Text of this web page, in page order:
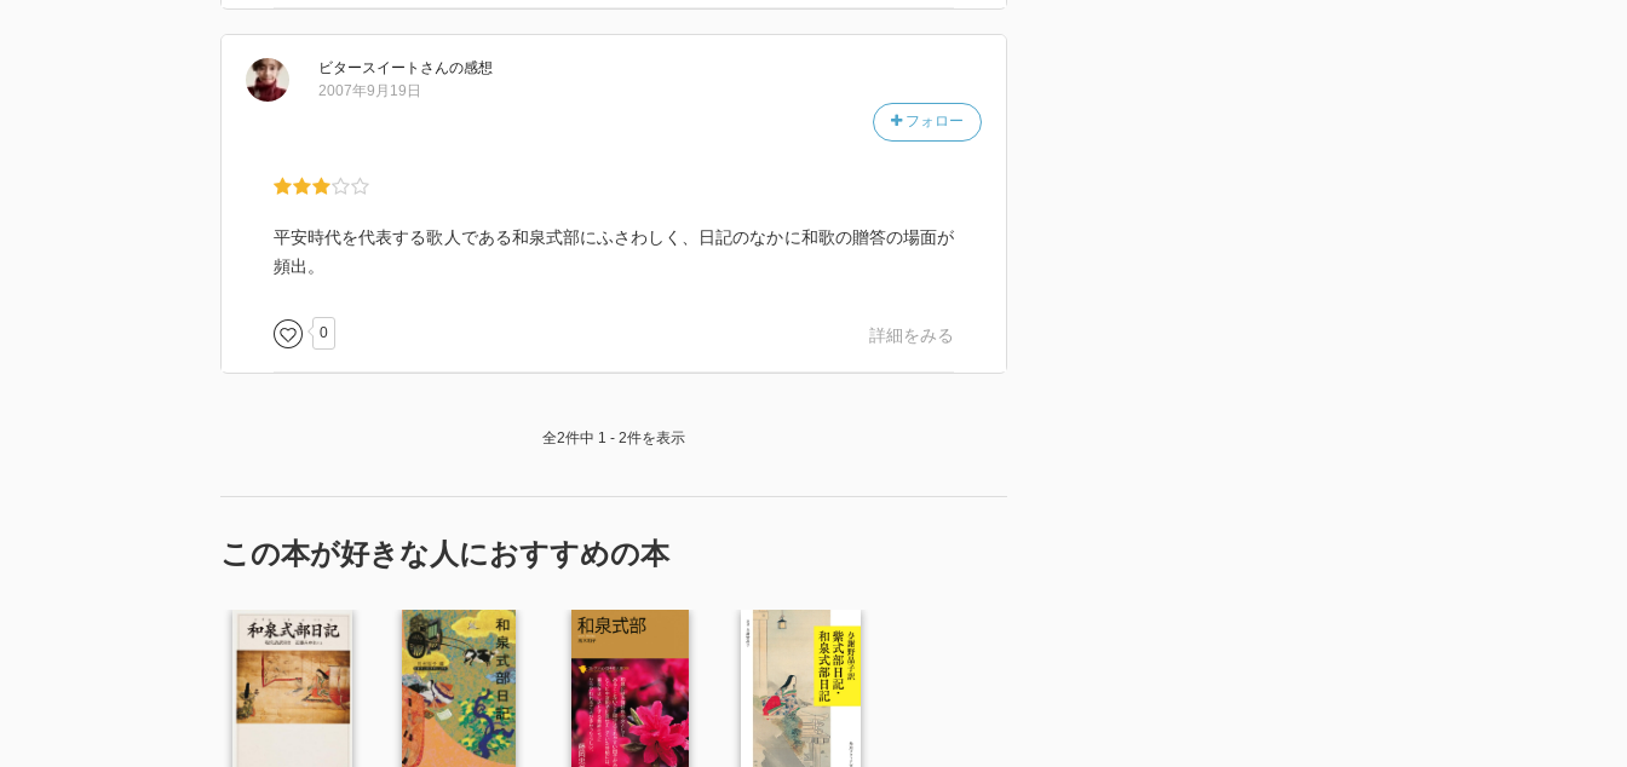
宮との愛について記されたものなので、他の「日記」群よりも、人の恋文を読んでいる楽
しさがある。それにしても二人の仲が深まるのが思ったよりゆっくりなのには驚いたな。
あと、和泉が歌の中で時折見せる積極的な姿に、読んでいて何度かはっとした。平安女性
驚かせられる。
とかね。
ビタースイート さんの感想
フォロー
2007年9月19日
平安時代を代表する歌人である和泉式部にふさわしく、日記のなかに和歌の贈答の場面が
頻出。
0 詳細をみる
全2件中 1 - 2件を表示
この本が好きな人におすすめの本